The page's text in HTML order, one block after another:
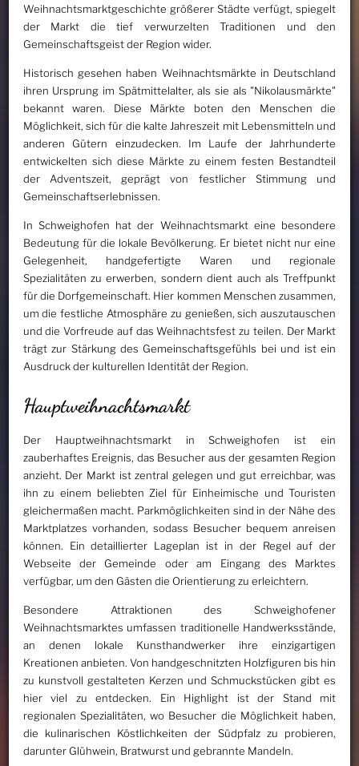
Weihnachtsmarktgeschichte größerer Städte verfügt, spiegelt
der Markt die tief verwurzelten Traditionen und den
Gemeinschaftsgeist der Region wider.
Historisch gesehen haben Weihnachtsmärkte in Deutschland
ihren Ursprung im Spätmittelalter, als sie als "Nikolausmärkte"
bekannt waren. Diese Märkte boten den Menschen die
Möglichkeit, sich für die kalte Jahreszeit mit Lebensmitteln und
anderen Gütern einzudecken. Im Laufe der Jahrhunderte
entwickelten sich diese Märkte zu einem festen Bestandteil
der Adventszeit, geprägt von festlicher Stimmung und
Gemeinschaftserlebnissen.
In Schweighofen hat der Weihnachtsmarkt eine besondere
Bedeutung für die lokale Bevölkerung. Er bietet nicht nur eine
Gelegenheit, handgefertigte Waren und regionale
Spezialitäten zu erwerben, sondern dient auch als Treffpunkt
für die Dorfgemeinschaft. Hier kommen Menschen zusammen,
um die festliche Atmosphäre zu genießen, sich auszutauschen
und die Vorfreude auf das Weihnachtsfest zu teilen. Der Markt
trägt zur Stärkung des Gemeinschaftsgefühls bei und ist ein
Ausdruck der kulturellen Identität der Region.
Hauptweihnachtsmarkt
Der Hauptweihnachtsmarkt in Schweighofen ist ein
zauberhaftes Ereignis, das Besucher aus der gesamten Region
anzieht. Der Markt ist zentral gelegen und gut erreichbar, was
ihn zu einem beliebten Ziel für Einheimische und Touristen
gleichermaßen macht. Parkmöglichkeiten sind in der Nähe des
Marktplatzes vorhanden, sodass Besucher bequem anreisen
können. Ein detaillierter Lageplan ist in der Regel auf der
Webseite der Gemeinde oder am Eingang des Marktes
verfügbar, um den Gästen die Orientierung zu erleichtern.
Besondere Attraktionen des Schweighofener
Weihnachtsmarktes umfassen traditionelle Handwerksstände,
an denen lokale Kunsthandwerker ihre einzigartigen
Kreationen anbieten. Von handgeschnitzten Holzfiguren bis hin
zu kunstvoll gestalteten Kerzen und Schmuckstücken gibt es
hier viel zu entdecken. Ein Highlight ist der Stand mit
regionalen Spezialitäten, wo Besucher die Möglichkeit haben,
die kulinarischen Köstlichkeiten der Südpfalz zu probieren,
darunter Glühwein, Bratwurst und gebrannte Mandeln.